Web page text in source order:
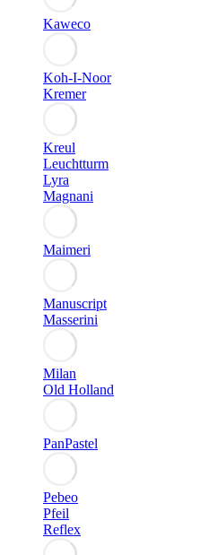
Kaweco
Koh-I-Noor
Kremer
Kreul
Leuchtturm
Lyra
Magnani
Maimeri
Manuscript
Masserini
Milan
Old Holland
PanPastel
Pebeo
Pfeil
Reflex